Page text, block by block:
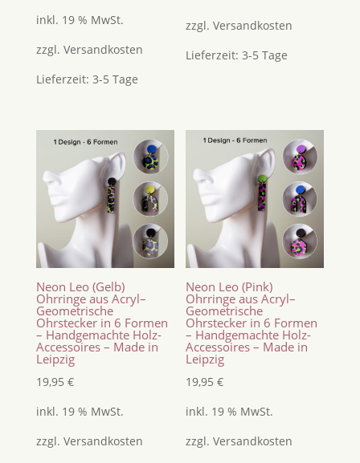
inkl. 19 % MwSt.
zzgl. Versandkosten
Lieferzeit: 3-5 Tage
zzgl.Versandkosten
Lieferzeit:3-5 Tage
Neon Leo (Gelb)
Ohrringe aus Acryl–
Geometrische
Ohrstecker in 6 Formen
– Handgemachte Holz-
Accessoires – Made in
Leipzig
19,95 €
inkl. 19 % MwSt.
zzgl. Versandkosten
Neon Leo (Pink)
Ohrringe aus Acryl–
Geometrische
Ohrstecker in 6 Formen
– Handgemachte Holz-
Accessoires – Made in
Leipzig
19,95€
inkl. 19 % MwSt.
zzgl.Versandkosten